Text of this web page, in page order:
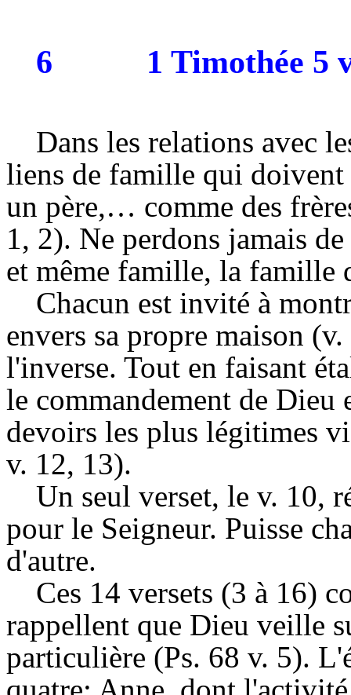
6 1 Timothée 5
Dans les relations avec
liens de famille qui doivent
un père,… comme des
1, 2). Ne perdons jamais
et même famille, la famille
Chacun est invité à
envers sa propre maison
l'inverse. Tout en faisant
le commandement de Dieu
devoirs les plus légitimes
v. 12, 13).
Un seul verset, le v. 10,
pour le Seigneur. Puisse
d'autre.
Ces 14 versets (3 à 16)
rappellent que Dieu veille
particulière (Ps. 68 v. 5).